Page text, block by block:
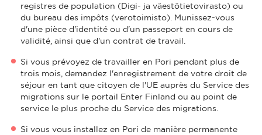
registres de population (Digi- ja väestötietovirasto) ou
du bureau des impôts (verotoimisto). Munissez-vous
d'une pièce d'identité ou d'un passeport en cours de
validité, ainsi que d'un contrat de travail.
Si vous prévoyez de travailler en Pori pendant plus de
trois mois, demandez l'enregistrement de votre droit de
séjour en tant que citoyen de l'UE auprès du Service des
migrations sur le portail Enter Finland ou au point de
service le plus proche du Service des migrations.
Si vous vous installez en Pori de manière permanente